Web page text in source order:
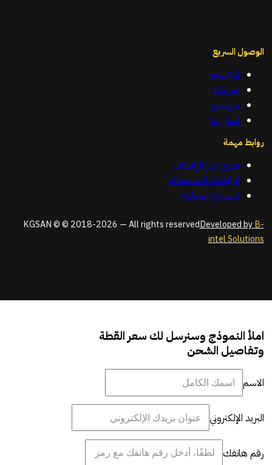
الوصول السريع
الرئيسية
خدماتنا
من نحن
اتصل بنا
روابط مهمة
قطع غيار الرافعات
الرافعات المستعملة
استشارة مجانية
KGSAN © © 2018-2026 — All rights reservedDeveloped byB-
intel Solutions
املأ النموذج وسنرسل لك سعر القطة
وتفاصيل الشحن
الاسم
البريد الإلكتروني
رقم هاتفك